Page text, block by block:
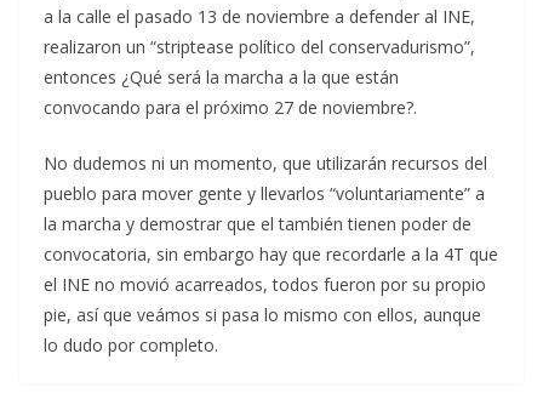
a la calle el pasado 13 de noviembre a defender al INE,
realizaron un “striptease político del conservadurismo”,
entonces ¿Qué será la marcha a la que están
convocando para el próximo 27 de noviembre?.
No dudemos ni un momento, que utilizarán recursos del
pueblo para mover gente y llevarlos “voluntariamente” a
la marcha y demostrar que el también tienen poder de
convocatoria, sin embargo hay que recordarle a la 4T que
el INE no movió acarreados, todos fueron por su propio
pie, así que veámos si pasa lo mismo con ellos, aunque
lo dudo por completo.